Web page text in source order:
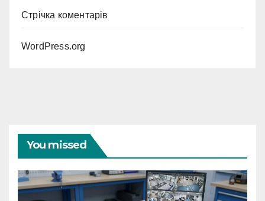
Стрічка коментарів
WordPress.org
You missed